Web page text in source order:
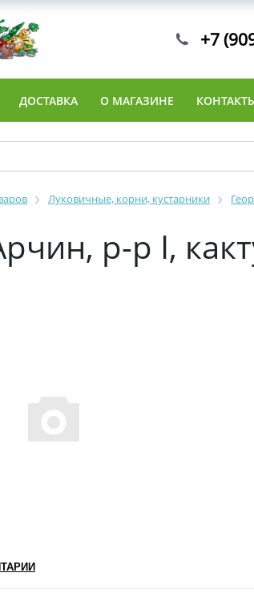
+7
ДОСТАВКА О МАГАЗИНЕ
Луковичные, корни, кустарники
р-р I,